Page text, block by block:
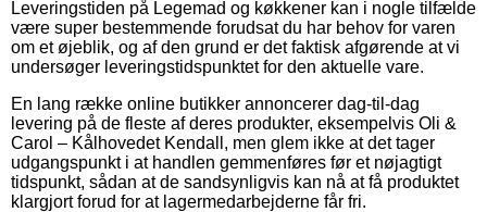
Leveringstiden på Legemad og køkkener kan i nogle tilfælde
være super bestemmende forudsat du har behov for varen
om et øjeblik, og af den grund er det faktisk afgørende at vi
undersøger leveringstidspunktet for den aktuelle vare.
En lang række online butikker annoncerer dag-til-dag
levering på de fleste af deres produkter, eksempelvis Oli &
Carol – Kålhovedet Kendall, men glem ikke at det tager
udgangspunkt i at handlen gemmenføres før et nøjagtigt
tidspunkt, sådan at de sandsynligvis kan nå at få produktet
klargjort forud for at lagermedarbejderne får fri.